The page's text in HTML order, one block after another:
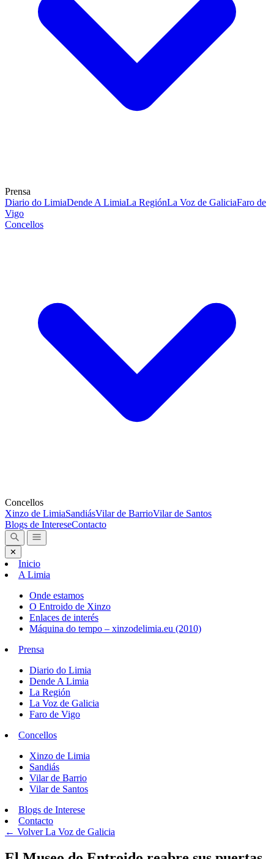
Prensa
Diario do LimiaDende A LimiaLa RegiónLa Voz de GaliciaFaro de
Vigo
Concellos
Concellos
Xinzo de LimiaSandiásVilar de BarrioVilar de Santos
Blogs de IntereseContacto
✕
Inicio
A Limia
Onde estamos
O Entroido de Xinzo
Enlaces de interés
Máquina do tempo – xinzodelimia.eu (2010)
Prensa
Diario do Limia
Dende A Limia
La Región
La Voz de Galicia
Faro de Vigo
Concellos
Xinzo de Limia
Sandiás
Vilar de Barrio
Vilar de Santos
Blogs de Interese
Contacto
← VolverLa Voz de Galicia